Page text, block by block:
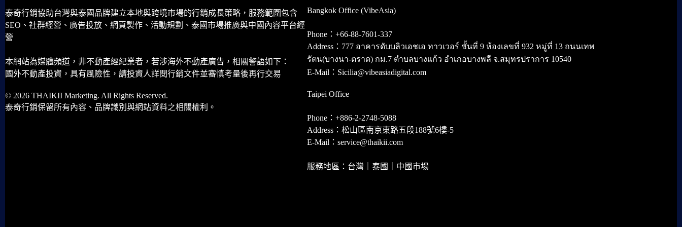
泰奇行銷協助台灣與泰國品牌建立本地與跨境市場的行銷成長策略，服務範圍包含
SEO、社群經營、廣告投放、網頁製作、活動規劃、泰國市場推廣與中國內容平台經
營
本網站為媒體頻道，非不動產經紀業者，若涉海外不動產廣告，相關警語如下：
國外不動產投資，具有風險性，請投資人詳閱行銷文件並審慎考量後再行交易
© 2026 THAIKII Marketing. All Rights Reserved.
泰奇行銷保留所有內容、品牌識別與網站資料之相關權利。
Bangkok Office (VibeAsia)
Phone：+66-88-7601-337
Address：777 อาคารดับบลิวเอชเอ ทาวเวอร์ ชั้นที่ 9 ห้องเลขที่ 932 หมู่ที่ 13 ถนนเทพ
รัตน(บางนา-ตราด) กม.7 ตำบลบางแก้ว อำเภอบางพลี จ.สมุทรปราการ 10540
E-Mail：Sicilia@vibeasiadigital.com
Taipei Office
Phone：+886-2-2748-5088
Address：松山區南京東路五段188號6樓-5
E-Mail：service@thaikii.com
服務地區：台灣｜泰國｜中國市場